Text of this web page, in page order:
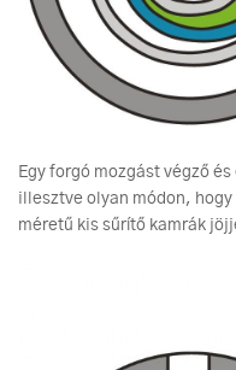
Egy forgó mozgást végző
illesztve olyan módon,
méretű kis sűrítő kamrák